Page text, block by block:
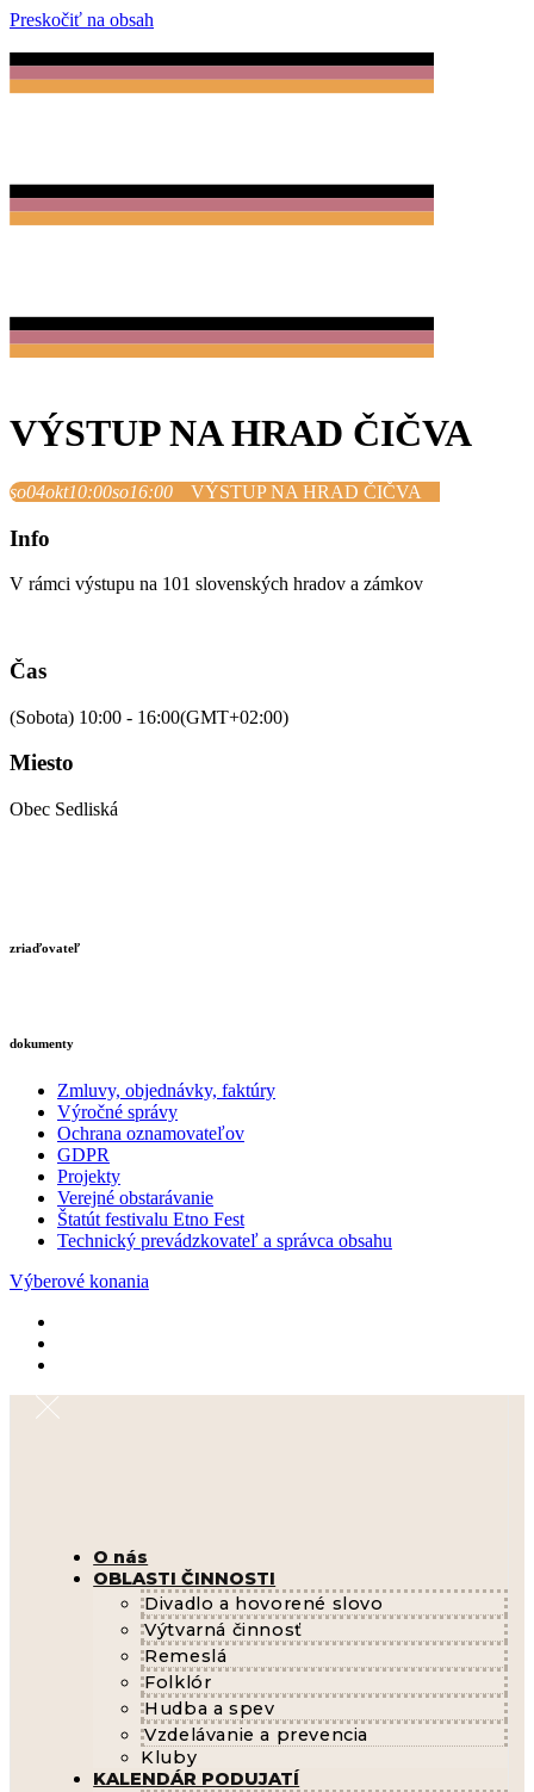
Preskočiť na obsah
VÝSTUP NA HRAD ČIČVA
so04okt10:00so16:00 VÝSTUP NA HRAD ČIČVA
Info
V rámci výstupu na 101 slovenských hradov a zámkov
Čas
(Sobota) 10:00 - 16:00(GMT+02:00)
Miesto
Obec Sedliská
zriaďovateľ
dokumenty
Zmluvy, objednávky, faktúry
Výročné správy
Ochrana oznamovateľov
GDPR
Projekty
Verejné obstarávanie
Štatút festivalu Etno Fest
Technický prevádzkovateľ a správca obsahu
Výberové konania
O nás
OBLASTI ČINNOSTI
Divadlo a hovorené slovo
Výtvarná činnosť
Remeslá
Folklór
Hudba a spev
Vzdelávanie a prevencia
Kluby
KALENDÁR PODUJATÍ